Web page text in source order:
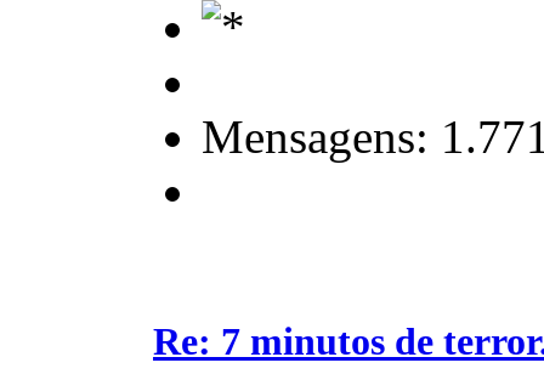
Mensagens:
Re: 7 minutos de